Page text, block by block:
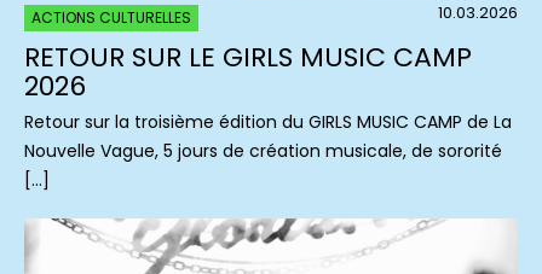
ACTIONS CULTURELLES 10.03.2026
RETOUR SUR LE GIRLS MUSIC CAMP
2026
Retour sur la troisième édition du GIRLS MUSIC CAMP de La
Nouvelle Vague, 5 jours de création musicale, de sororité
[…]